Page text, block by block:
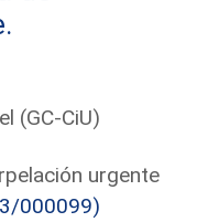
(GC-CiU)
urgente
000099)